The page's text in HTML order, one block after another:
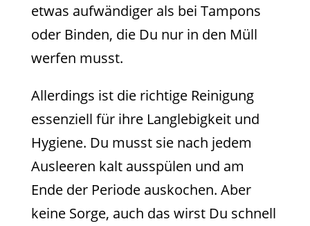
etwas aufwändiger als bei Tampons
oder Binden, die Du nur in den Müll
werfen musst.
Allerdings ist die richtige Reinigung
essenziell für ihre Langlebigkeit und
Hygiene. Du musst sie nach jedem
Ausleeren kalt ausspülen und am
Ende der Periode auskochen. Aber
keine Sorge, auch das wirst Du schnell